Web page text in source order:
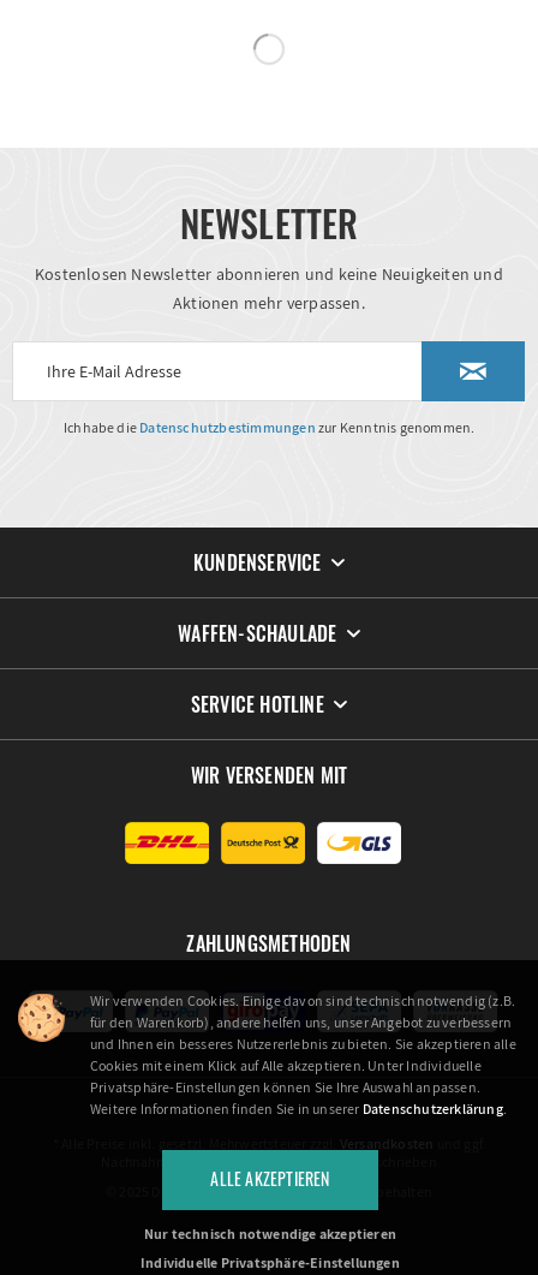
NEWSLETTER
Kostenlosen Newsletter abonnieren und keine Neuigkeiten und
Aktionen mehr verpassen.
Ich habe die Datenschutzbestimmungen zur Kenntnis genommen.
KUNDENSERVICE
WAFFEN-SCHAULADE
SERVICE HOTLINE
WIR VERSENDEN MIT
ZAHLUNGSMETHODEN
© 2025 Die Schaulade GmbH. Alle Rechte vorbehalten
Wir verwenden Cookies. Einige davon sind technisch notwendig (z.B.
für den Warenkorb), andere helfen uns, unser Angebot zu verbessern
und Ihnen ein besseres Nutzererlebnis zu bieten. Sie akzeptieren alle
Cookies mit einem Klick auf Alle akzeptieren. Unter Individuelle
Privatsphäre-Einstellungen können Sie Ihre Auswahl anpassen.
Weitere Informationen finden Sie in unserer Datenschutzerklärung.
ALLE AKZEPTIEREN
Nur technisch notwendige akzeptieren
Individuelle Privatsphäre-Einstellungen